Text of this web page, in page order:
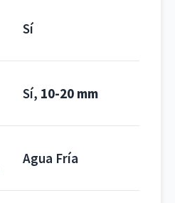
Sí
Sí, 10-20 mm
Agua Fría